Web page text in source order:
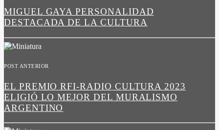
MIGUEL GAYA PERSONALIDAD
DESTACADA DE LA CULTURA
POST ANTERIOR
EL PREMIO RFI-RADIO CULTURA 2023
ELIGIÓ LO MEJOR DEL MURALISMO
ARGENTINO